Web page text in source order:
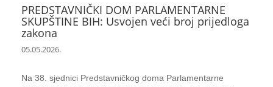
PREDSTAVNIČKI DOM PARLAMENTARNE
SKUPŠTINE BIH: Usvojen veći broj prijedloga
zakona
05.05.2026.
Na 38. sjednici Predstavničkog doma Parlamentarne